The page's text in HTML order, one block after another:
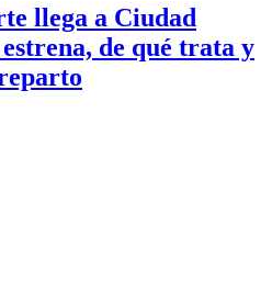
llega a Ciudad
de qué trata y